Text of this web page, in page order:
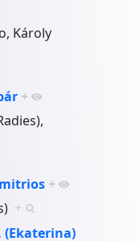
Károly
+
+
+
(Ekaterina)